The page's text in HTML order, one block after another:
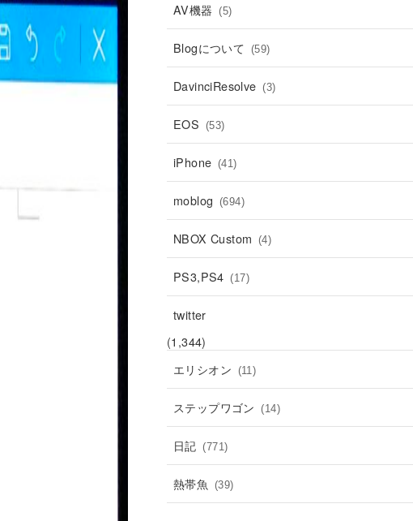
AV機器 (5)
Blogについて (59)
DavinciResolve (3)
EOS (53)
iPhone (41)
moblog (694)
NBOX Custom (4)
PS3,PS4 (17)
twitter
(1,344)
エリシオン (11)
ステップワゴン (14)
日記 (771)
熱帯魚 (39)